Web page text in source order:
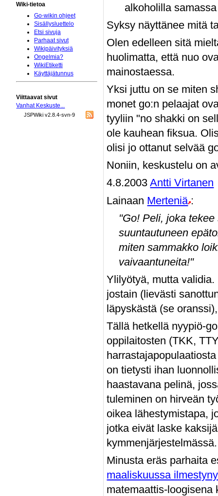
alkoholilla
Syksy näyttänee mitä
Olen edelleen sitä
huolimatta, että nuo
mainostaessa.
Yksi juttu on se miten
monet go:n pelaajat
tyyliin "no shakki on
ole kauhean fiksua.
olisi jo ottanut selvää
Noniin, keskustelu on
4.8.2003Antti Virtanen
Lainaan Merteniä :
"Go! Peli, joka
suuntautuneen
miten sammakko
vaivaantuneita!"
Ylilyötyä, mutta
jostain (lievästi
läpyskästä (se
Tällä hetkellä nyypiö-
oppilaitosten (TKK,
on tietysti ihan
haastavana pelinä,
tuleminen on hirveän
oikea lähestymistapa,
jotka eivät laske
kymmenjärjestelmässä.
Minusta eräs parhaita
maaliskuussa
matemaattis-loogisena
Wiki-tietoa
Go-wikin ohjeet
Sisällysluettelo
Etsi sivuja
Parhaat sivut
Wikipäivityksiä
Ongelmia?
WikiEtiketti
Käyttäjätunnus
Viittaavat sivut
Vanhat Keskuste...
JSPWiki v2.8.4-svn-9